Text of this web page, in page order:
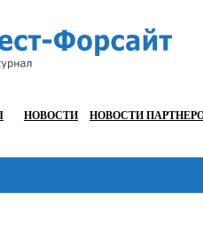
НОВОСТИ НОВОСТИ